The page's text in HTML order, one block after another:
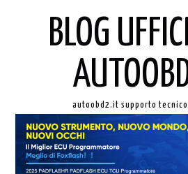
BLOG
autoobd2.it supporto tecnico